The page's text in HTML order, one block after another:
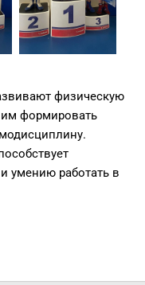
физическую
им формировать
умению работать в